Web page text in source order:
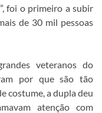
foi o primeiro a subir
de 30 mil pessoas
veteranos do
por que são tão
costume, a dupla deu
atenção com